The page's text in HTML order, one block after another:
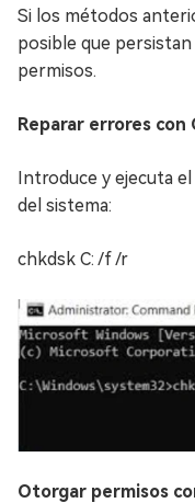
Si los métodos
posible que
permisos.
Reparar errores con
Introduce y ejecuta
del sistema:
chkdsk C: /f /r
Otorgar permisos